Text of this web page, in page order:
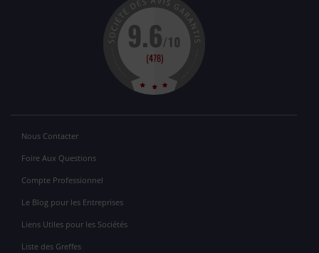
Nous Contacter
Foire Aux Questions
Compte Professionnel
Le Blog pour les Entreprises
Liens Utiles pour les Sociétés
Liste des Greffes